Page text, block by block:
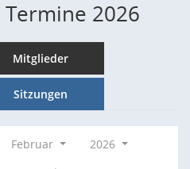
2026
Mitglieder
Sitzungen
Februar
2026